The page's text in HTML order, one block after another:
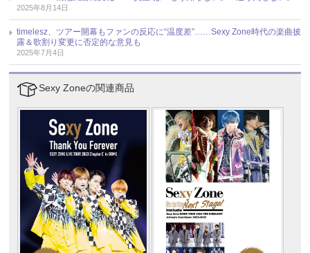
2025年8月14日
timelesz、ツアー開幕もファンの反応に“温度差”……Sexy Zone時代の楽曲披
露＆歌割り変更に否定的な意見も
2025年7月4日
Sexy Zoneの関連商品